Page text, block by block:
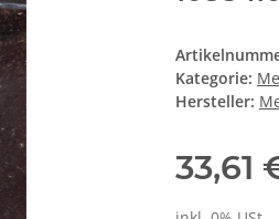
Kategorie:
Hersteller:
33,61